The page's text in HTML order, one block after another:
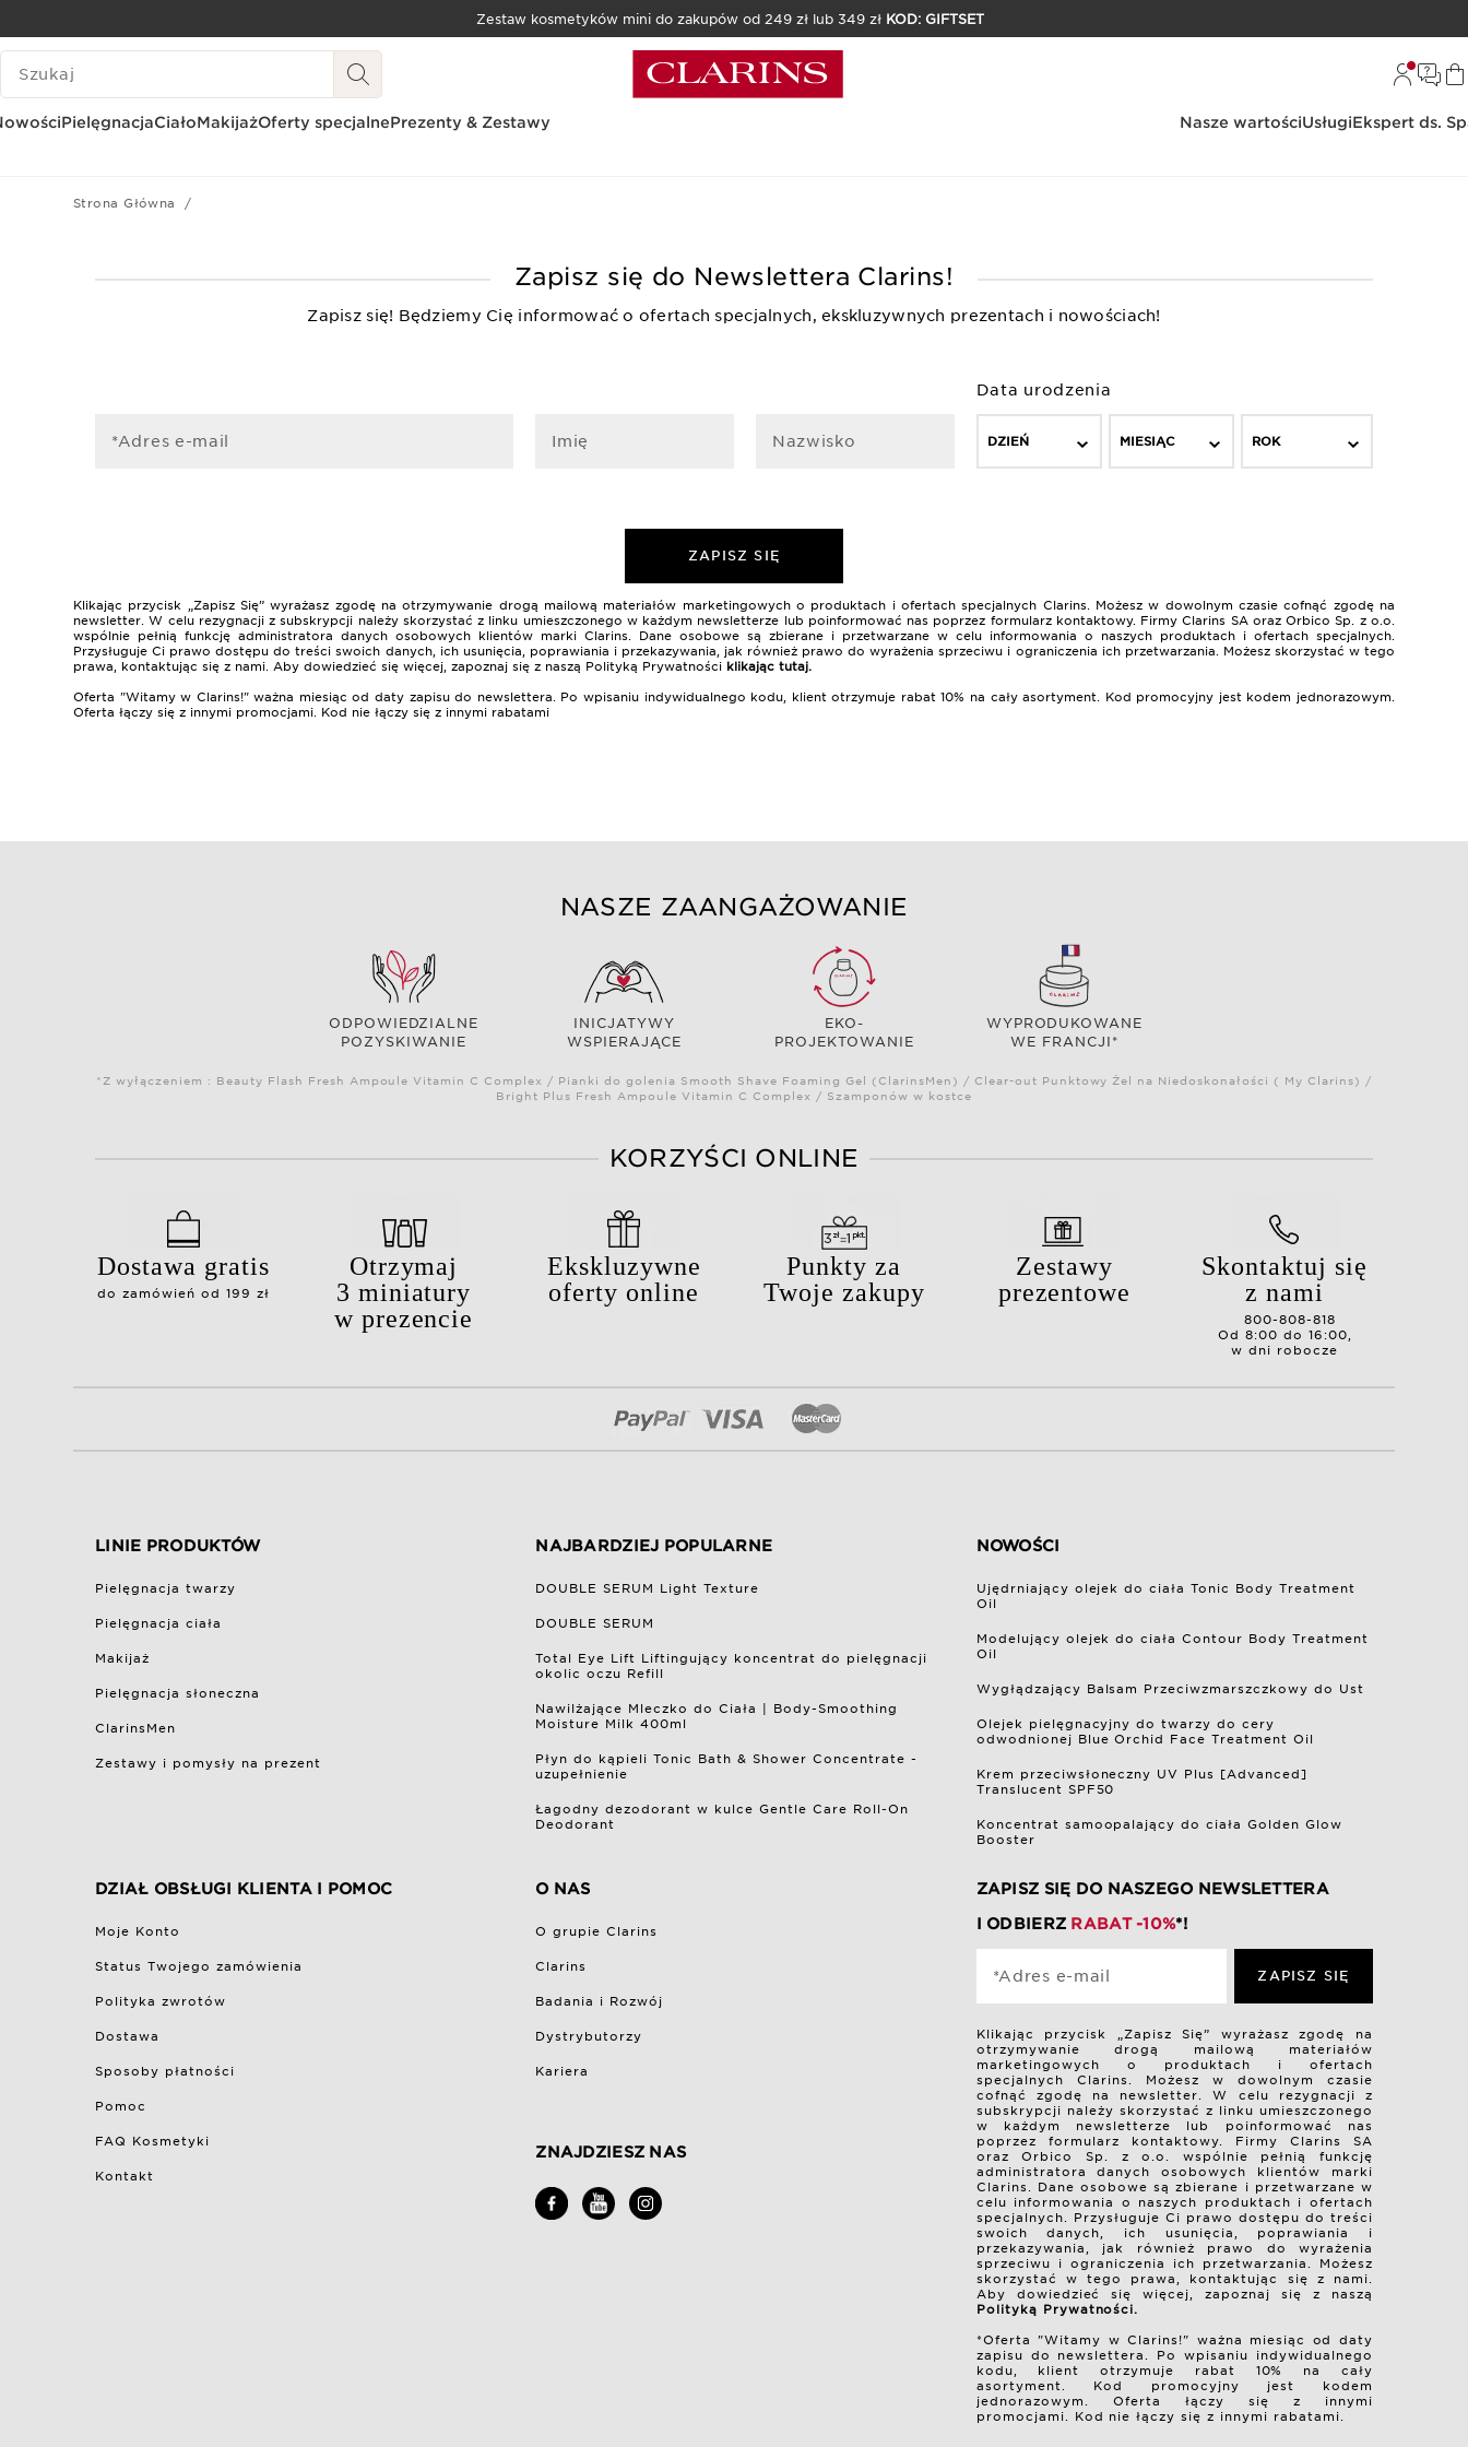
PRZEJDŹ DO TREŚCI
Zestaw kosmetyków mini do zakupów od 249 zł lub 349 zł KOD: GIFTSET
HISTORIA WYSZUKIWANIA
PielęgnacjaCiałoMakijażOferty specjalnePrezenty & Zestawy Nasze wartościUsługiEkspert ds.
Strona Główna
Zapisz się do Newslettera Clarins!
Zapisz się! Będziemy Cię informować o ofertach specjalnych, ekskluzywnych prezentach i nowościach!
*Adres e-mail Imię Nazwisko
Data urodzenia
DZIEŃ MIESIĄC ROK
ZAPISZ SIĘ
Klikając przycisk „Zapisz Się” wyrażasz zgodę na otrzymywanie drogą mailową materiałów marketingowych o produktach i ofertach specjalnych Clarins. Możesz w dowolnym czasie cofnąć zgodę na
newsletter. W celu rezygnacji z subskrypcji należy skorzystać z linku umieszczonego w każdym newsletterze lub poinformować nas poprzez formularz kontaktowy. Firmy Clarins SA oraz Orbico Sp. z o.o.
wspólnie pełnią funkcję administratora danych osobowych klientów marki Clarins. Dane osobowe są zbierane i przetwarzane w celu informowania o naszych produktach i ofertach specjalnych.
Przysługuje Ci prawo dostępu do treści swoich danych, ich usunięcia, poprawiania i przekazywania, jak również prawo do wyrażenia sprzeciwu i ograniczenia ich przetwarzania. Możesz skorzystać w tego
prawa, kontaktując się z nami. Aby dowiedzieć się więcej, zapoznaj się z naszą Polityką Prywatności klikając tutaj.
Oferta "Witamy w Clarins!" ważna miesiąc od daty zapisu do newslettera. Po wpisaniu indywidualnego kodu, klient otrzymuje rabat 10% na cały asortyment. Kod promocyjny jest kodem jednorazowym.
Oferta łączy się z innymi promocjami. Kod nie łączy się z innymi rabatami
NASZE ZAANGAŻOWANIE
ODPOWIEDZIALNE
POZYSKIWANIE
INICJATYWY
WSPIERAJĄCE
EKO-
PROJEKTOWANIE
WYPRODUKOWANE
WE FRANCJI*
*Z wyłączeniem : Beauty Flash Fresh Ampoule Vitamin C Complex / Pianki do golenia Smooth Shave Foaming Gel (ClarinsMen) / Clear-out Punktowy Żel na Niedoskonałości ( My Clarins) /
Bright Plus Fresh Ampoule Vitamin C Complex / Szamponów w kostce
KORZYŚCI ONLINE
Dostawa gratis
do zamówień od 199 zł
Otrzymaj
3 miniatury
w prezencie
Ekskluzywne
oferty online
Punkty za
Twoje zakupy
Zestawy
prezentowe
Skontaktuj się
z nami
800-808-818
Od 8:00 do 16:00,
w dni robocze
LINIE PRODUKTÓW
Pielęgnacja twarzy
Pielęgnacja ciała
Makijaż
Pielęgnacja słoneczna
ClarinsMen
Zestawy i pomysły na prezent
NAJBARDZIEJ POPULARNE
DOUBLE SERUM Light Texture
DOUBLE SERUM
Total Eye Lift Liftingujący koncentrat do pielęgnacji
okolic oczu Refill
Nawilżające Mleczko do Ciała | Body-Smoothing
Moisture Milk 400ml
Płyn do kąpieli Tonic Bath & Shower Concentrate -
uzupełnienie
Łagodny dezodorant w kulce Gentle Care Roll-On
Deodorant
NOWOŚCI
Ujędrniający olejek do ciała Tonic Body Treatment
Oil
Modelujący olejek do ciała Contour Body Treatment
Oil
Wygłądzający Balsam Przeciwzmarszczkowy do Ust
Olejek pielęgnacyjny do twarzy do cery
odwodnionej Blue Orchid Face Treatment Oil
Krem przeciwsłoneczny UV Plus [Advanced]
Translucent SPF50
Koncentrat samoopalający do ciała Golden Glow
Booster
DZIAŁ OBSŁUGI KLIENTA I POMOC
Moje Konto
Status Twojego zamówienia
Polityka zwrotów
Dostawa
Sposoby płatności
Pomoc
FAQ Kosmetyki
Kontakt
O NAS
O grupie Clarins
Clarins
Badania i Rozwój
Dystrybutorzy
Kariera
ZNAJDZIESZ NAS
ZAPISZ SIĘ DO NASZEGO NEWSLETTERA
I ODBIERZ RABAT -10%*!
*Adres e-mail ZAPISZ SIĘ
Klikając przycisk „Zapisz Się” wyrażasz zgodę na
otrzymywanie drogą mailową materiałów
marketingowych o produktach i ofertach
specjalnych Clarins. Możesz w dowolnym czasie
cofnąć zgodę na newsletter. W celu rezygnacji z
subskrypcji należy skorzystać z linku umieszczonego
w każdym newsletterze lub poinformować nas
poprzez formularz kontaktowy. Firmy Clarins SA
oraz Orbico Sp. z o.o. wspólnie pełnią funkcję
administratora danych osobowych klientów marki
Clarins. Dane osobowe są zbierane i przetwarzane w
celu informowania o naszych produktach i ofertach
specjalnych. Przysługuje Ci prawo dostępu do treści
swoich danych, ich usunięcia, poprawiania i
przekazywania, jak również prawo do wyrażenia
sprzeciwu i ograniczenia ich przetwarzania. Możesz
skorzystać w tego prawa, kontaktując się z nami.
Aby dowiedzieć się więcej, zapoznaj się z naszą
Polityką Prywatności.
*Oferta "Witamy w Clarins!" ważna miesiąc od daty
zapisu do newslettera. Po wpisaniu indywidualnego
kodu, klient otrzymuje rabat 10% na cały
asortyment. Kod promocyjny jest kodem
jednorazowym. Oferta łączy się z innymi
promocjami. Kod nie łączy się z innymi rabatami.